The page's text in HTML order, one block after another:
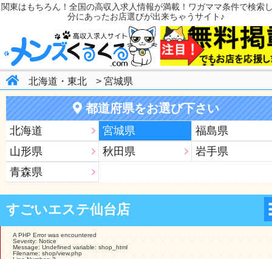
関東はもちろん！全国の高収入求人情報が満載！ワガママ条件で検索
分にあったお店選びが出来ちゃうサイト♪
北海道・東北 > 宮城県
都道府県をお選び下さい
北海道 宮城県
福島県
山形県
秋田県
岩手県
青森県
すごいエステ仙台店
A PHP Error was encountered
Severity: Notice
Message: Undefined variable: shop_html
Filename: shop/view.php